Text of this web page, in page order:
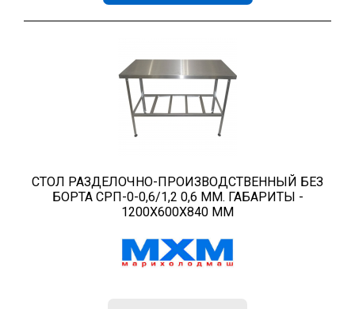
СТОЛ РАЗДЕЛОЧНО-ПРОИЗВОДСТВЕННЫЙ БЕЗ
БОРТА СРП-0-0,6/1,2 0,6 ММ. ГАБАРИТЫ -
1200Х600Х840 ММ